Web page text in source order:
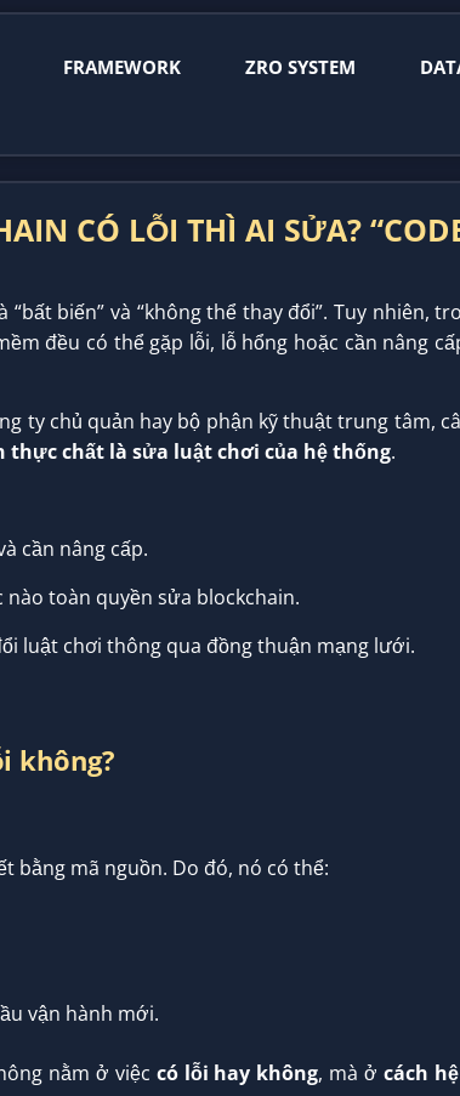
FRAMEWORK ZRO SYSTEM
CÓ LỖI THÌ AI SỬA?
biến” và “không thể thay đổi”. Tuy nhiên,
đều có thể gặp lỗi, lỗ hổng hoặc cần nâng
ty chủ quản hay bộ phận kỹ thuật trung tâm,
thực chất là sửa luật chơi của hệ thống.
cần nâng cấp.
nào toàn quyền sửa blockchain.
luật chơi thông qua đồng thuận mạng lưới.
không?
bằng mã nguồn. Do đó, nó có thể:
vận hành mới.
nằm ở việc có lỗi hay không, mà ở cách